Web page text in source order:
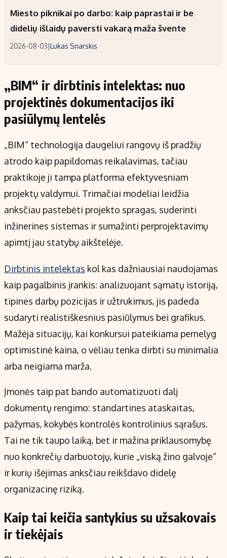
Miesto piknikai po darbo: kaip paprastai ir be
didelių išlaidų paversti vakarą maža švente
2026-08-03|Lukas Snarskis
„BIM“ ir dirbtinis intelektas: nuo
projektinės dokumentacijos iki
pasiūlymų lentelės
„BIM“ technologija daugeliui rangovų iš pradžių
atrodo kaip papildomas reikalavimas, tačiau
praktikoje ji tampa platforma efektyvesniam
projektų valdymui. Trimačiai modeliai leidžia
anksčiau pastebėti projekto spragas, suderinti
inžinerines sistemas ir sumažinti perprojektavimų
apimtį jau statybų aikštelėje.
Dirbtinis intelektas kol kas dažniausiai naudojamas
kaip pagalbinis įrankis: analizuojant sąmatų istoriją,
tipines darbų pozicijas ir užtrukimus, jis padeda
sudaryti realistiškesnius pasiūlymus bei grafikus.
Mažėja situacijų, kai konkursui pateikiama pernelyg
optimistinė kaina, o vėliau tenka dirbti su minimalia
arba neigiama marža.
Įmonės taip pat bando automatizuoti dalį
dokumentų rengimo: standartines ataskaitas,
pažymas, kokybės kontrolės kontrolinius sąrašus.
Tai ne tik taupo laiką, bet ir mažina priklausomybę
nuo konkrečių darbuotojų, kurie „viską žino galvoje“
ir kurių išėjimas anksčiau reikšdavo didelę
organizacinę riziką.
Kaip tai keičia santykius su užsakovais
ir tiekėjais